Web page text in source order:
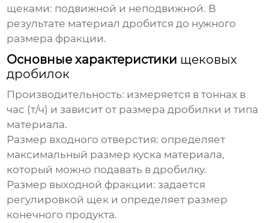
щеками: подвижной и неподвижной. В
результате материал дробится до нужного
размера фракции.
Основные характеристики щековых
дробилок
Производительность: измеряется в тоннах в
час (т/ч) и зависит от размера дробилки и типа
материала.
Размер входного отверстия: определяет
максимальный размер куска материала,
который можно подавать в дробилку.
Размер выходной фракции: задается
регулировкой щек и определяет размер
конечного продукта.